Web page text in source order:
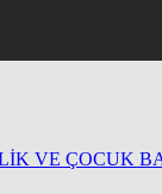
VE ÇOCUK